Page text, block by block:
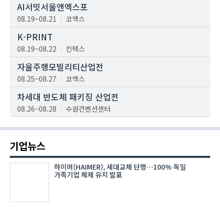
AI서밋서울앤엑스포
08.19~08.21 코엑스
K-PRINT
08.19~08.22 킨텍스
자율주행모빌리티산업전
08.25~08.27 코엑스
차세대 반도체 패키징 산업전
08.26~08.28 수원컨벤션센터
기업뉴스
하이머(HAIMER), 세대교체 단행…100% 독일
가족기업 체제 유지 발표